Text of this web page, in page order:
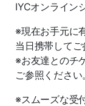
IYCオンライン
※現在お手元に
当日携帯してご
※お友達とのチ
ご参照ください
※スムーズな受